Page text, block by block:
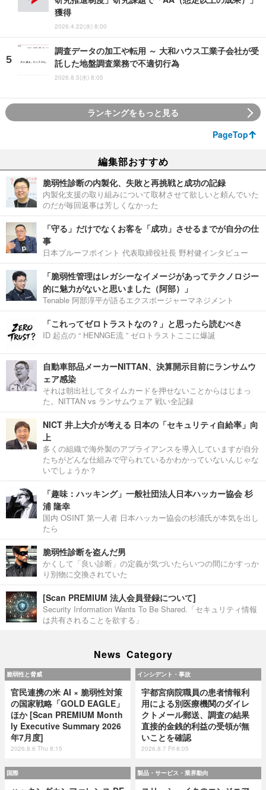
獲得
2026.4.22(水) 8:00
調査データの加工や転用 ～ 大和ハウス工業子会社が受
託した地盤調査業務で不適切行為
2026.8.5(水) 8:05
ランキングをもっと見る
PageTop
編集部おすすめ
脆弱性診断の内製化、失敗と再挑戦と成功の記録
内製化支援の取り組みについて取材させて欲しいと頼んでいた
のだが毎回返事は芳しくなかった
「守る」だけでなくお客を「成功」させるまでが自分の仕
事
日本プルーフポイント 代表取締役社長 野村健インタビュー
「脆弱性管理はレガシーなイメージがあってテクノロジー
的に魅力がないと思いました（阿部）」
Tenable 阿部淳平が語るエクスポージャーマネジメント
「これってゼロトラストなの？」と思ったら読むべき
ID 起点の “ HENNGE流 ” ゼロトラストここに爆誕
自動車部品メーカーNITTAN、決算開示目前にランサムウ
ェア感染
それは朝出社してタイムカードを押せないことからはじまっ
た。NITTAN vs ランサムウェア 戦い全記録
NICT 井上大介が考える 日本の「セキュリティ自給率」向
上
多くの組織で海外製のアプライアンスを導入していますが自分
たちがどんな仕組みで守られているかわかっていないんじゃな
いでしょうか？
「趣味：ハッキング」一般社団法人日本ハッカー協会 杉
浦 隆幸
国内 OSINT 第一人者 日本ハッカー協会の杉浦氏が本気を出し
たら
脆弱性診断を盗んだ男
かくして「良い診断」の定義が気づいたらいつの間にかすっか
り別物に交換されていた
[Scan PREMIUM 法人会員登録について]
Security Information Wants To Be Shared.「セキュリティ情報
は共有されることを欲する」
News Category
脆弱性と脅威
官民連携の米 AI × 脆弱性対策
の国家戦略「GOLD EAGLE」
ほか [Scan PREMIUM Month
ly Executive Summary 2026
年7月度]
2026.8.6 Thu 8:15
インシデント・事故
宇都宮病院職員の患者情報利
用による別医療機関のダイレ
クトメール郵送、調査の結果
直接的金銭的利益の受領が無
いことを確認
2026.8.7 Fri 8:05
国際 製品・サービス・業界動向